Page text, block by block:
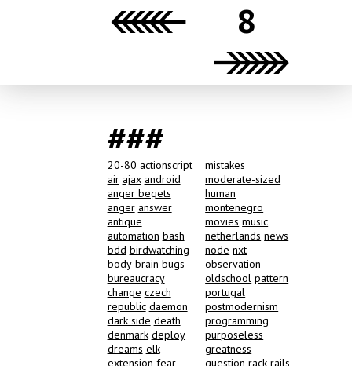
8
###
20-80 actionscript
air ajax android
anger begets
anger answer
antique
automation bash
bdd birdwatching
body brain bugs
bureaucracy
change czech
republic daemon
dark side death
denmark deploy
dreams elk
extension fear
mistakes
moderate-sized
human
montenegro
movies music
netherlands news
node nxt
observation
oldschool pattern
portugal
postmodernism
programming
purposeless
greatness
question rack rails